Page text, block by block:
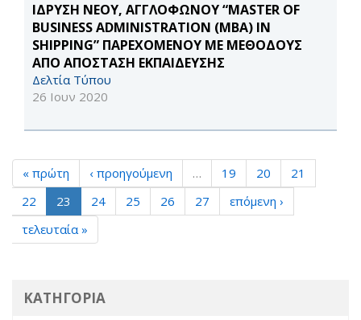
ΙΔΡΥΣΗ ΝΕΟΥ, ΑΓΓΛΟΦΩΝΟΥ “MASTER OF
BUSINESS ADMINISTRATION (MBA) IN
SHIPPING” ΠΑΡΕΧΟΜΕΝΟΥ ΜΕ ΜΕΘΟΔΟΥΣ
ΑΠΟ ΑΠΟΣΤΑΣΗ ΕΚΠΑΙΔΕΥΣΗΣ
Δελτία Τύπου
26 Ιουν 2020
« πρώτη ‹ προηγούμενη … 19 20
21
22
23 24 25 26 27
επόμενη ›
τελευταία »
ΚΑΤΗΓΟΡΙΑ